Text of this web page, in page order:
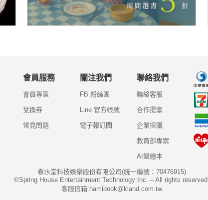
會員服務
會員專區
兌換券
常見問題
關注我們
FB 粉絲團
Line 官方帳號
電子報訂閱
聯絡我們
聯絡客服
合作提案
企業採購
教育部專案
AI聲繪本
春水堂科技娛樂股份有限公司(統一編號：70476915)
©Spring House Entertainment Technology Inc. – All rights reserved.
客服信箱:hamibook@kland.com.tw